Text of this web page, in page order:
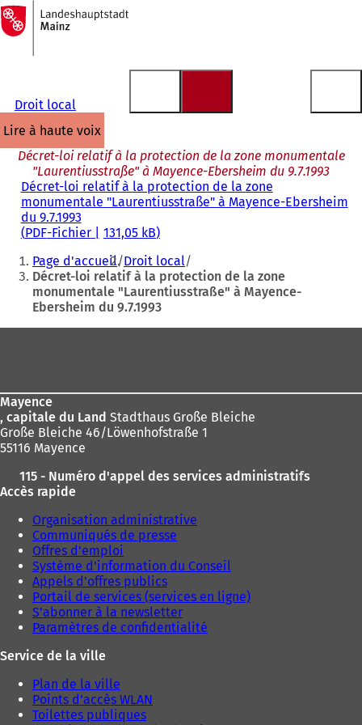
Accéder au contenu
Vers
la
page
d'accueil
Droit local
lire à haute voix
Décret-loi relatif à la protection de la zone monumentale
"Laurentiusstraße" à Mayence-Ebersheim du 9.7.1993
Décret-loi relatif à la protection de la zone
monumentale "Laurentiusstraße" à Mayence-Ebersheim
du 9.7.1993
PDF-Fichier 131,05 kB
Vous
êtes
Page d'accueil Droit local
Décret-loi relatif à la protection de la zone
monumentale "Laurentiusstraße" à Mayence-
Ebersheim du 9.7.1993
Mayence
, capitale du Land Stadthaus Große Bleiche
Große Bleiche 46/Löwenhofstraße 1
55116 Mayence
115 - Numéro d'appel des services administratifs
Accès rapide
Organisation administrative
Communiqués de presse
Offres d'emploi
Système d'information du Conseil
Appels d'offres publics
Portail de services (services en ligne)
S'abonner à la newsletter
Paramètres de confidentialité
Service de la ville
Plan de la ville
Points d'accès WLAN
Toilettes publiques